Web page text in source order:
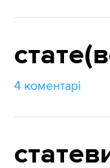
4 коментарі